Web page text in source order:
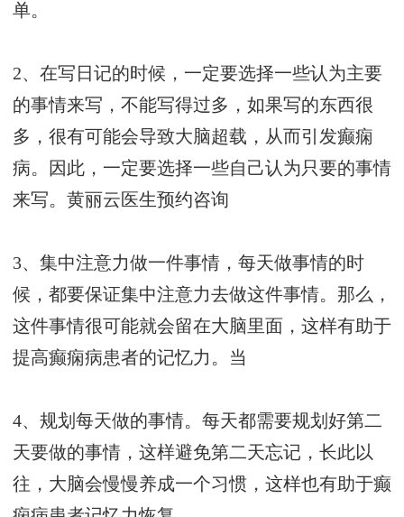
单。
2、在写日记的时候，一定要选择一些认为主要
的事情来写，不能写得过多，如果写的东西很
多，很有可能会导致大脑超载，从而引发癫痫
病。因此，一定要选择一些自己认为只要的事情
来写。 黄丽云医生预约咨询
3、集中注意力做一件事情，每天做事情的时
候，都要保证集中注意力去做这件事情。那么，
这件事情很可能就会留在大脑里面，这样有助于
提高癫痫病患者的记忆力。当
4、规划每天做的事情。每天都需要规划好第二
天要做的事情，这样避免第二天忘记，长此以
往，大脑会慢慢养成一个习惯，这样也有助于癫